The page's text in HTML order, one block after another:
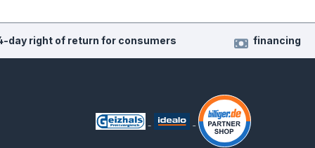
day right of return for consumers financing